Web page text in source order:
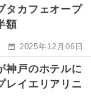
カフェオープ
額
2025年12月06日
神戸のホテルに
イエリアリニ